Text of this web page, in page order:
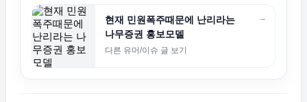
현재 민원폭주때문에 난리라는
나무증권 홍보모델
다른 유머/이슈 글 보기
→